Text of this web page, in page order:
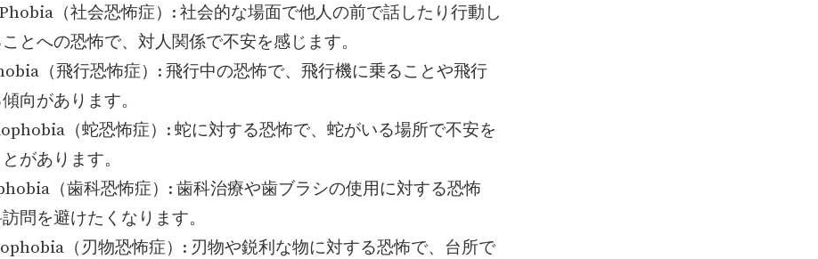
（社会恐怖症）: 社会的な場面で他人の前で話したり行動し
とへの恐怖で、対人関係で不安を感じます。
（飛行恐怖症）: 飛行中の恐怖で、飛行機に乗ることや飛行
向があります。
（蛇恐怖症）: 蛇に対する恐怖で、蛇がいる場所で不安を
があります。
（歯科恐怖症）: 歯科治療や歯ブラシの使用に対する恐怖
問を避けたくなります。
（刃物恐怖症）: 刃物や鋭利な物に対する恐怖で、台所で